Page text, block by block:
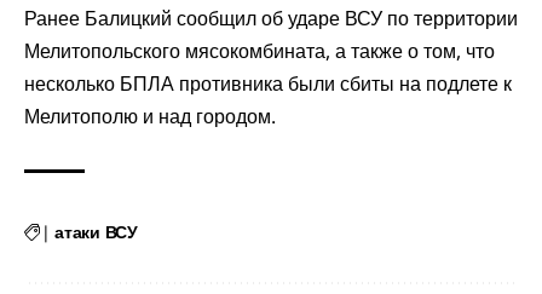
Ранее Балицкий сообщилоб ударе ВСУ по территории
Мелитопольского мясокомбината, а также о том, что
несколько БПЛА противника были сбиты на подлете к
Мелитополю и над городом.
| атаки ВСУ